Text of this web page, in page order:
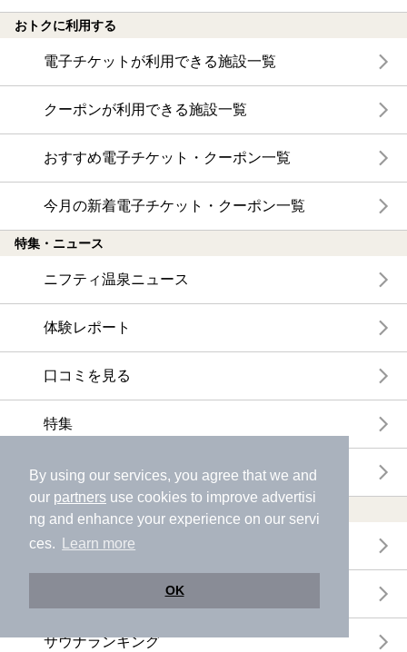
By using our services, you agree that we and
our partners use cookies to improve advertisi
ng and enhance your experience on our servi
ces.
Learn more
OK
おトクに利用する
電子チケットが利用できる施設一覧
クーポンが利用できる施設一覧
おすすめ電子チケット・クーポン一覧
今月の新着電子チケット・クーポン一覧
特集・ニュース
ニフティ温泉ニュース
体験レポート
口コミを見る
特集
ニフティ温泉からのお知らせ
温浴施設ランキング
年間温泉ランキング
月間温泉ランキング
サウナランキング